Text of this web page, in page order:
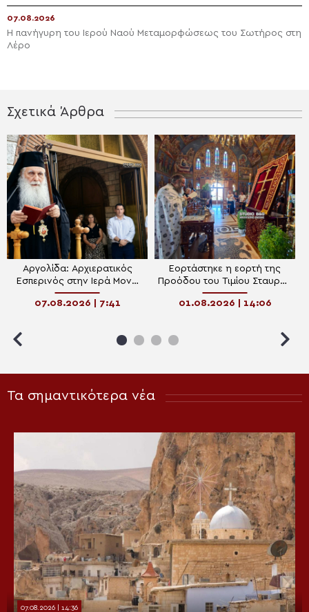
07.08.2026
Η πανήγυρη του Ιερού Ναού Μεταμορφώσεως του Σωτήρος στη
Λέρο
Σχετικά Άρθρα
Αργολίδα: Αρχιερατικός
Εσπερινός στην Ιερά Μονή
Οσίου Θεοδοσίου
07.08.2026 | 7:41
Εορτάστηκε η εορτή της
Προόδου του Τιμίου Σταυρού
στον Ι.Ν. Κοιμήσεως
Θεοτόκου Κιβερίου
01.08.2026 | 14:06
Τα σημαντικότερα νέα
07.08.2026 | 14:36